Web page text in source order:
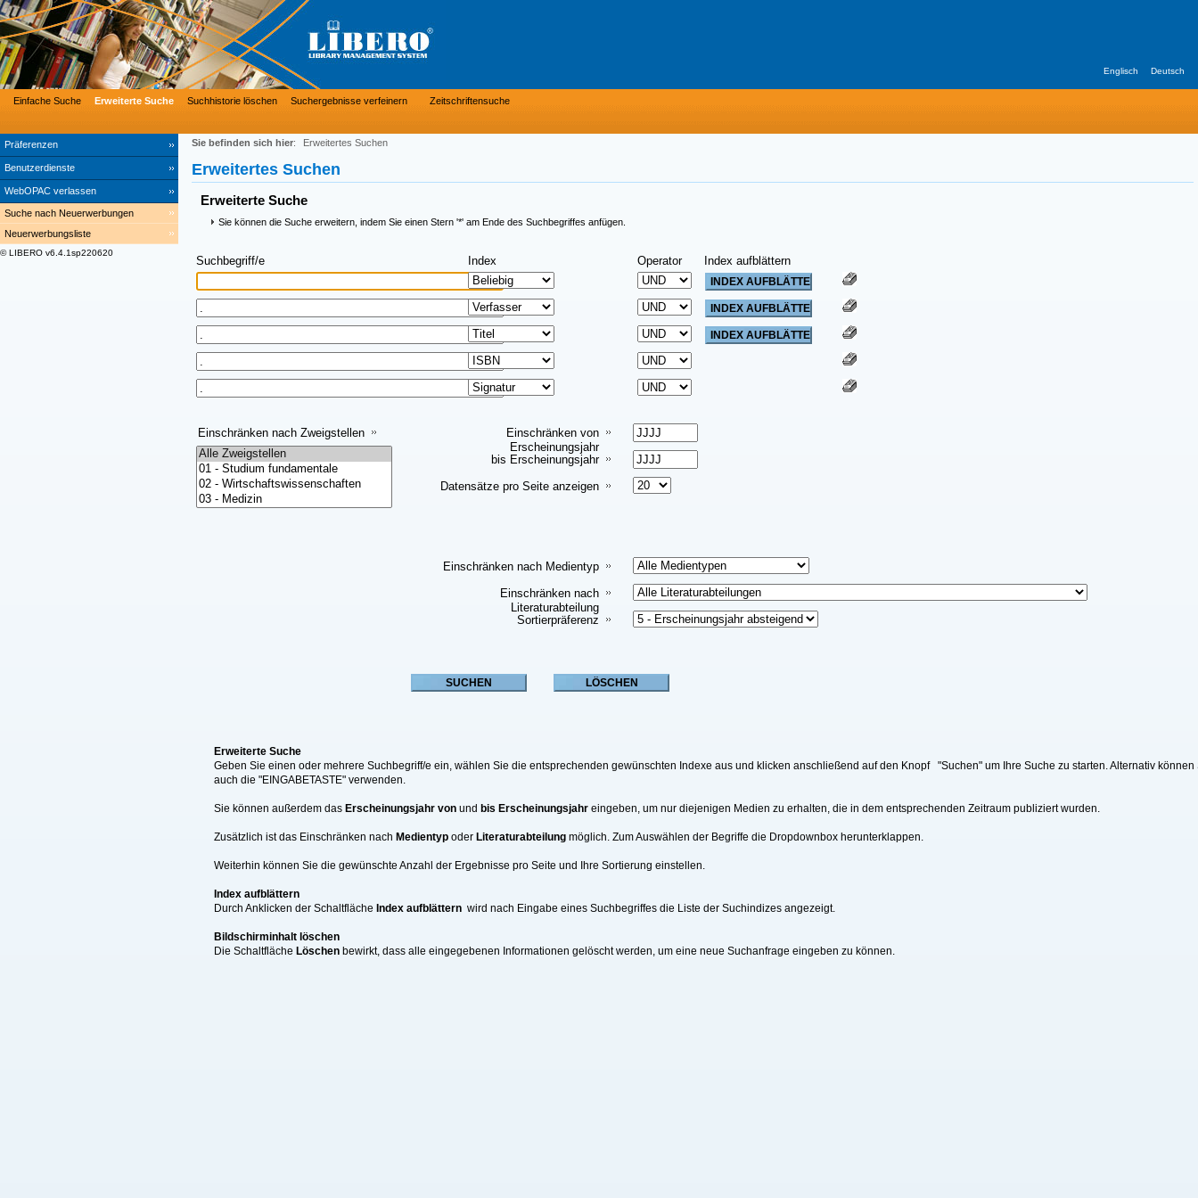
Präferenzen
Benutzerdienste
WebOPAC verlassen
Einfache Suche Erweiterte Suche Suchhistorie löschen Suchergebnisse verfeinern Zeitschriftensuche
Englisch Deutsch
Suche nach Neuerwerbungen
Neuerwerbungsliste
© LIBERO v6.4.1sp220620
Sie befinden sich hier: Erweitertes Suchen
Erweitertes Suchen
Erweiterte Suche
Sie können die Suche erweitern, indem Sie einen Stern '*' am Ende des Suchbegriffes anfügen.
Suchbegriff/e Index Operator Index aufblättern
Einschränken von
Erscheinungsjahr
bis Erscheinungsjahr
Datensätze pro Seite anzeigen
Einschränken nach Zweigstellen
Einschränken nach Medientyp
Einschränken nach
Literaturabteilung
Sortierpräferenz
Erweiterte Suche
Geben Sie einen oder mehrere Suchbegriff/e ein, wählen Sie die entsprechenden gewünschten Indexe aus und klicken anschließend auf den Knopf "Suchen" um Ihre Suche zu starten. Alternativ können
auch die "EINGABETASTE" verwenden.
Sie können außerdem das Erscheinungsjahr von und bis Erscheinungsjahr eingeben, um nur diejenigen Medien zu erhalten, die in dem entsprechenden Zeitraum publiziert wurden.
Zusätzlich ist das Einschränken nach Medientyp oder Literaturabteilung möglich. Zum Auswählen der Begriffe die Dropdownbox herunterklappen.
Weiterhin können Sie die gewünschte Anzahl der Ergebnisse pro Seite und Ihre Sortierung einstellen.
Index aufblättern
Durch Anklicken der Schaltfläche Index aufblättern wird nach Eingabe eines Suchbegriffes die Liste der Suchindizes angezeigt.
Bildschirminhalt löschen
Die Schaltfläche Löschen bewirkt, dass alle eingegebenen Informationen gelöscht werden, um eine neue Suchanfrage eingeben zu können.